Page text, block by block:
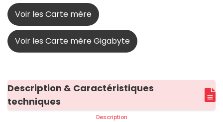
Voir les Carte mère
Voir les Carte mère Gigabyte
Description & Caractéristiques
techniques
Description